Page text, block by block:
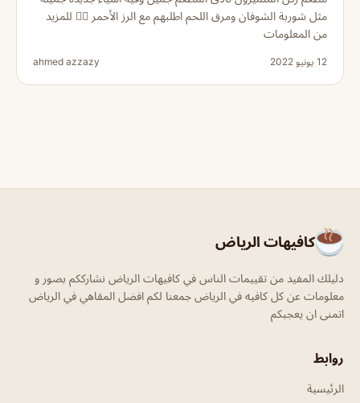
مثل شوربة الشوفان ومرق اللحم اطلبهم مع الرز الأحمر 👌🏻 للمزيد
من المعلومات
12 يونيو 2022 ahmed azzazy
كافيهات الرياض
دليلك المفيد من تقييمات الناس في كافيهات الرياض نشارككم بصور و
معلومات عن كل كافيه في الرياض جمعنا لكم افضل المقاهي في الرياض
اتمنى ان يعجبكم
روابط
الرئيسية